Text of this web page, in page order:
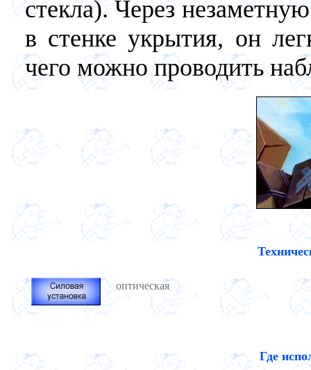
стекла). Через
в стенке укрытия, он
чего можно проводить
оптическая
Где